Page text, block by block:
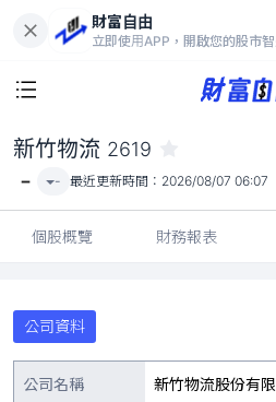
財富自由
立即使用APP，開啟您的股市智
-
新竹物流 2619
- - 最近更新時間： 2026/08/07 06:07
個股概覽 財務報表
公司資料
公司名稱 新竹物流股份有